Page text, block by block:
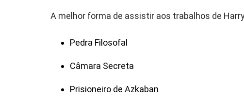
A melhor forma de assistir aos trabalhos de
Pedra Filosofal
Câmara Secreta
Prisioneiro de Azkaban